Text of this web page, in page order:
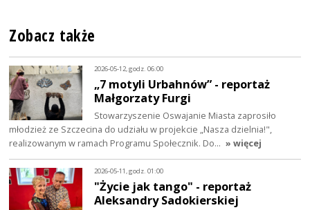
Zobacz także
2026-05-12, godz. 06:00
„7 motyli Urbahnów” - reportaż
Małgorzaty Furgi
Stowarzyszenie Oswajanie Miasta zaprosiło
młodzież ze Szczecina do udziału w projekcie „Nasza dzielnia!",
realizowanym w ramach Programu Społecznik. Do… » więcej
2026-05-11, godz. 01:00
"Życie jak tango" - reportaż
Aleksandry Sadokierskiej